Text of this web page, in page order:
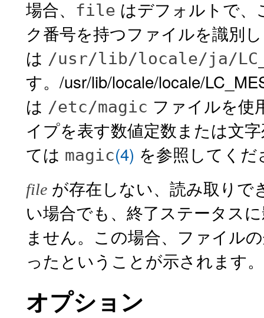
場合、 file はデフォルトで
ク番号を持つファイルを識別
は /usr/lib/locale/ja/
す。 /usr/lib/locale/locale/
は /etc/magic ファイルを使
イプを表す数値定数または文
ては magic(4) を参照してくだ
file が存在しない、読み取り
い場合でも、終了ステータス
ません。この場合、ファイル
ったということが示されます。
オプション